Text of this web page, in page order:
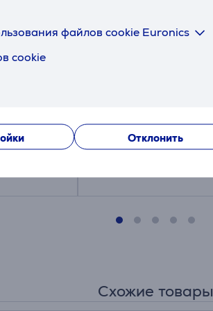
файлов cookie Euronics
cookie
Отклонить
920-011322
Цена:
Схожие товары